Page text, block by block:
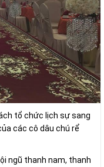
tổ chức lịch sự sang
các cô dâu chú rể
ngũ thanh nam, thanh